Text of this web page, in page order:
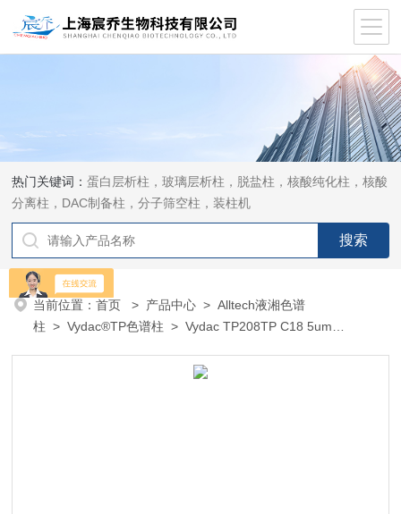
热门关键词：蛋白层析柱，玻璃层析柱，脱盐柱，核酸纯化柱，核酸
分离柱，DAC制备柱，分子筛空柱，装柱机
当前位置：首页 > 产品中心 >Alltech液湘色谱
柱 >Vydac®TP色谱柱 > Vydac TP208TP C18 5um